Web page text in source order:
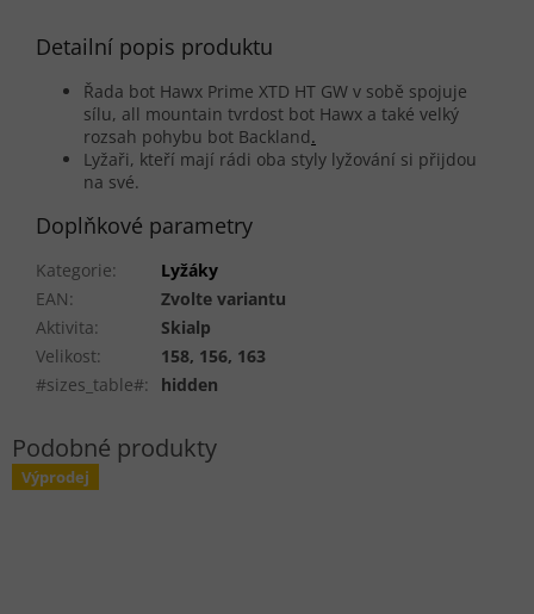
Detailní popis produktu
Řada bot Hawx Prime XTD HT GW v sobě spojuje
sílu, all mountain tvrdost bot Hawx a také velký
rozsah pohybu bot Backland.
Lyžaři, kteří mají rádi oba styly lyžování si přijdou
na své.
Doplňkové parametry
Kategorie:
Lyžáky
EAN:
Zvolte variantu
Aktivita:
Skialp
Velikost:
158, 156, 163
#sizes_table#: hidden
Výprodej